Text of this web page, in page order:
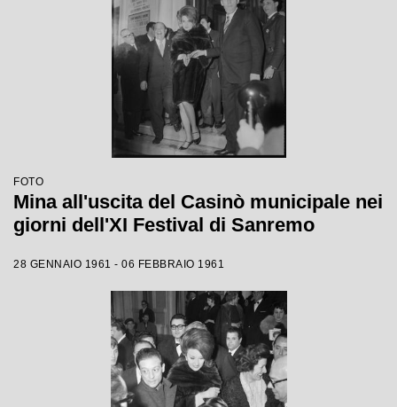
FOTO
Mina all'uscita del Casinò municipale nei
giorni dell'XI Festival di Sanremo
28 GENNAIO 1961 - 06 FEBBRAIO 1961